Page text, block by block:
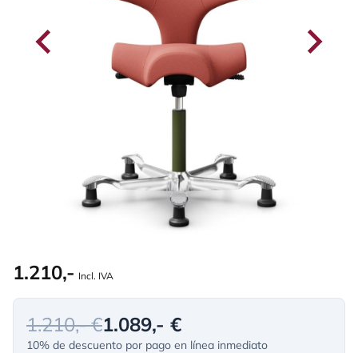
1.210,- Incl. IVA
1.210,- €1.089,- €
10% de descuento por pago en línea inmediato